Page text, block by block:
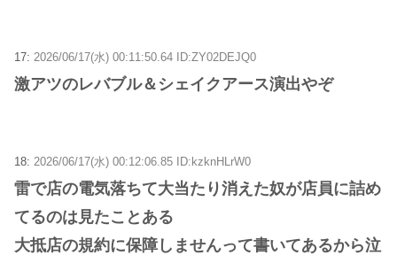
17: 2026/06/17(水) 00:11:50.64 ID:ZY02DEJQ0
激アツのレバブル＆シェイクアース演出やぞ
18: 2026/06/17(水) 00:12:06.85 ID:kzknHLrW0
雷で店の電気落ちて大当たり消えた奴が店員に詰め
てるのは見たことある
大抵店の規約に保障しませんって書いてあるから泣